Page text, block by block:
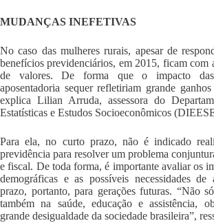
MUDANÇAS INEFETIVAS
No caso das mulheres rurais, apesar de
benefícios previdenciários, em 2015, ficam com
de valores. De forma que o impacto
aposentadoria sequer refletiriam grande
explica Lilian Arruda, assessora do
Estatísticas e Estudos Socioeconômicos
Para ela, no curto prazo, não é indicado
previdência para resolver um problema
e fiscal. De toda forma, é importante avaliar os
demográficas e as possíveis necessidades
prazo, portanto, para gerações futuras. “Não
também na saúde, educação e assistência,
grande desigualdade da sociedade brasileira”,